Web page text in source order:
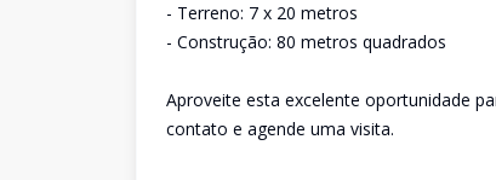
- Terreno: 7 x 20 metros
- Construção: 80 metros quadrados
Aproveite esta excelente oportunidade
contato e agende uma visita.